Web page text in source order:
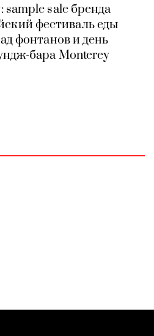
sample sale бренда
фестиваль еды
фонтанов и день
бара Monterey